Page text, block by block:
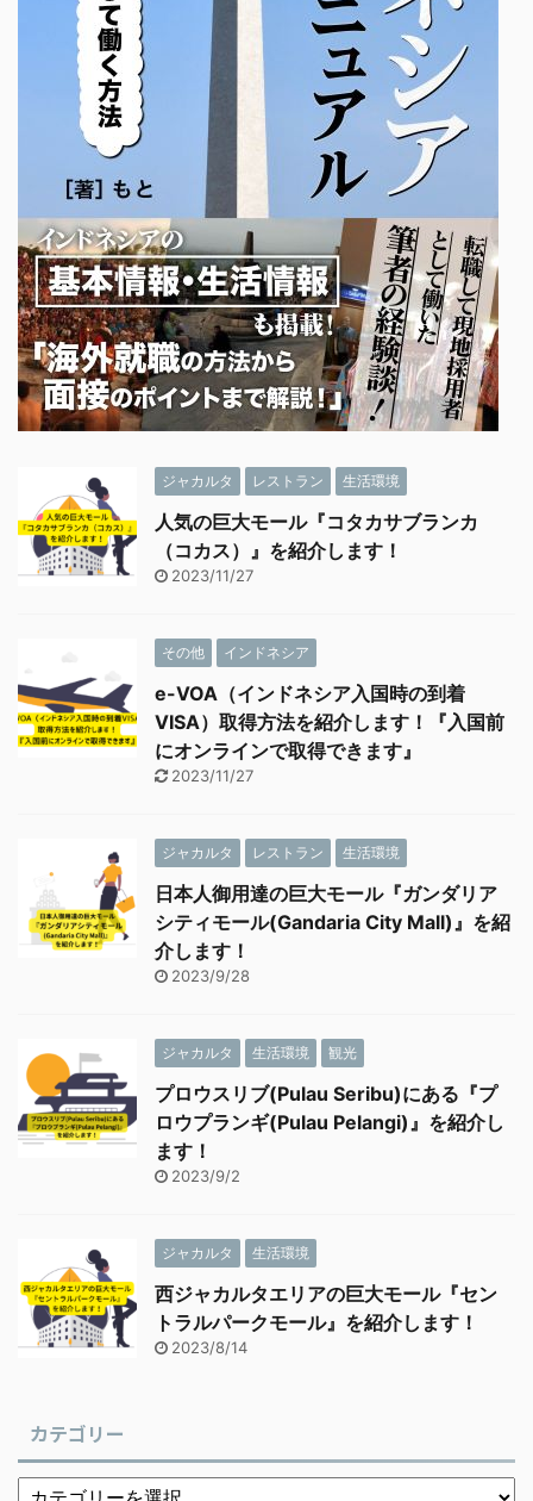
ジャカルタ レストラン 生活環境
人気の巨大モール『コタカサブランカ
（コカス）』を紹介します！
2023/11/27
その他 インドネシア
e-VOA（インドネシア入国時の到着
VISA）取得方法を紹介します！『入国前
にオンラインで取得できます』
2023/11/27
ジャカルタ レストラン 生活環境
日本人御用達の巨大モール『ガンダリア
シティモール(Gandaria City Mall)』を紹
介します！
2023/9/28
ジャカルタ 生活環境 観光
プロウスリブ(Pulau Seribu)にある『プ
ロウプランギ(Pulau Pelangi)』を紹介し
ます！
2023/9/2
ジャカルタ 生活環境
西ジャカルタエリアの巨大モール『セン
トラルパークモール』を紹介します！
2023/8/14
カテゴリー